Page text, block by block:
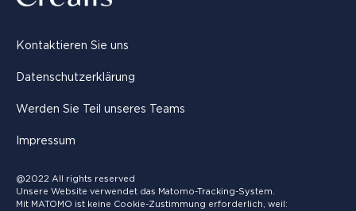
Kontaktieren Sie uns
Datenschutzerklärung
Werden Sie Teil unseres Teams
Impressum
@2022 All rights reserved
Unsere Website verwendet das Matomo-Tracking-System.
Mit MATOMO ist keine Cookie-Zustimmung erforderlich, weil: